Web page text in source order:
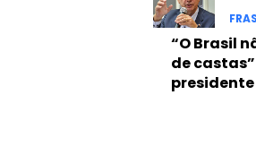
“O Brasil
de
presidente